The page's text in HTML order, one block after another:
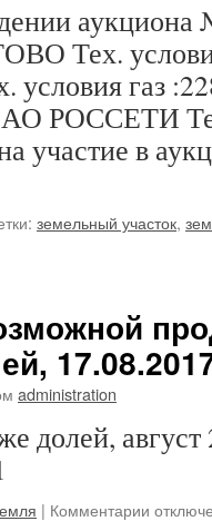
аукциона
Тех. условия
условия газ
РОССЕТИ
участие в
земельный участок,
administration
долей, август
| Комментарии к